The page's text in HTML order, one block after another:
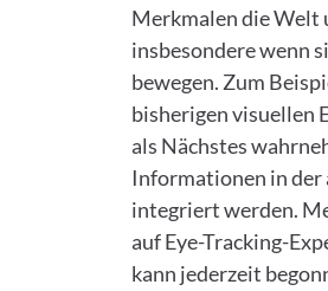
Merkmalen die Welt
insbesondere wenn
bewegen. Zum
bisherigen visuellen
als Nächstes
Informationen in
integriert werden.
auf Eye-Tracking-
kann jederzeit